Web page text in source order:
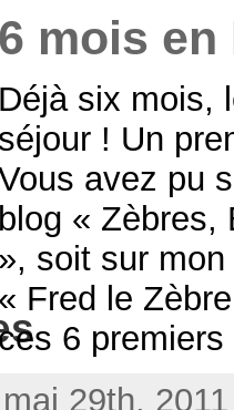
6 mois en
Déjà six mois,
séjour ! Un
avez pu
blog « Zèbres,
», soit sur
« Fred le
6 premiers
mai 29th,